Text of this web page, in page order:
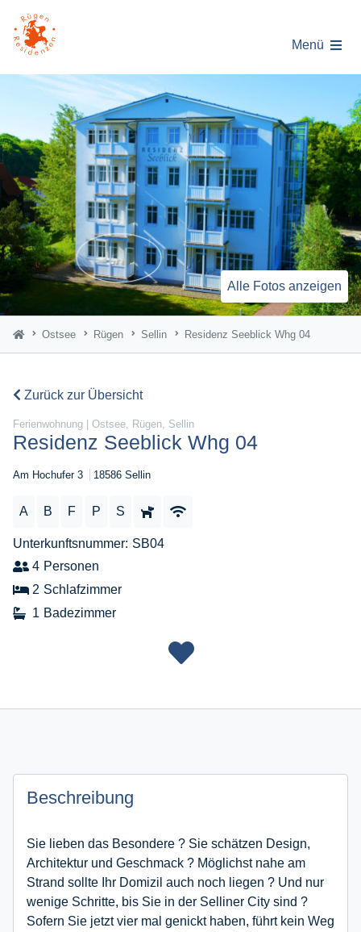
Menü
Alle Fotos anzeigen
Ostsee Rügen Sellin Residenz Seeblick Whg 04
Zurück zur Übersicht
Ferienwohnung | Ostsee, Rügen, Sellin
Residenz Seeblick Whg 04
Am Hochufer 3 18586 Sellin
A B F P S
Unterkunftsnummer SB04
Personen
4
Schlafzimmer
2
Badezimmer
1
Beschreibung
Sie lieben das Besondere ? Sie schätzen Design,
Architektur und Geschmack ? Möglichst nahe am
Strand sollte Ihr Domizil auch noch liegen ? Und nur
wenige Schritte, bis Sie in der Selliner City sind ?
Sofern Sie jetzt vier mal genickt haben, führt kein Weg